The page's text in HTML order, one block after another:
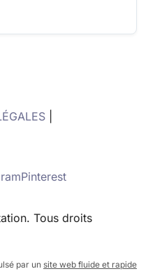
Pinterest
Tous droits
par unsite web fluide et rapide